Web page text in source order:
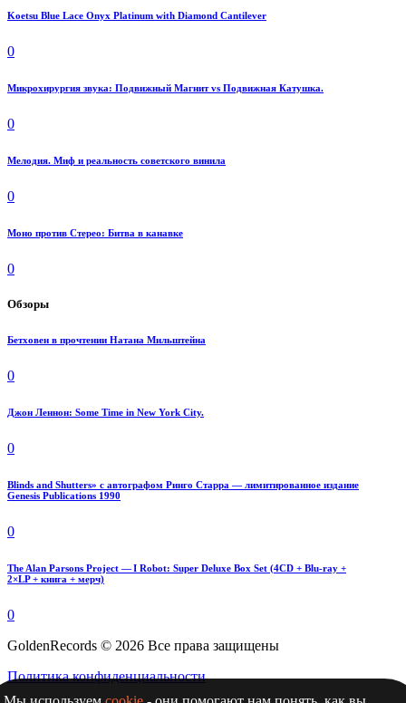
Koetsu Blue Lace Onyx Platinum with Diamond Cantilever
0
Микрохирургия звука: Подвижный Магнит vs Подвижная Катушка.
0
Мелодия. Миф и реальность советского винила
0
Моно против Стерео: Битва в канавке
0
Обзоры
Бетховен в прочтении Натана Мильштейна
0
Джон Леннон: Some Time in New York City.
0
Blinds and Shutters» с автографом Ринго Старра — лимитированное издание
Genesis Publications 1990
0
The Alan Parsons Project — I Robot: Super Deluxe Box Set (4CD + Blu-ray +
2×LP + книга + мерч)
0
GoldenRecords © 2026 Все права защищены
Политика конфиденциальности